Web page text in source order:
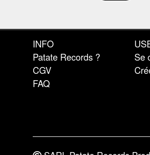
INFO
Patate Records ?
CGV
FAQ
Se